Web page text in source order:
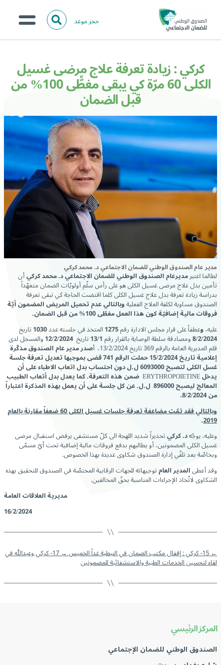
حجز موعد ا
ل
ث
الخدمات الالكترونية
المركز الإعلامي
تواصل معنا
البحث
كركي : زيادة تعرفة علاج مرضى غسيل
الكلى 60 مرّة كي يبقى مغطًّى 100% من
قبل الضمان
مدير عام الصندوق الوطني للضمان الاجتماعي د. محمد كركي
لطالما اعتبرمديرعام الصندوق الوطني للضمان الاجتماعي د. محمد كركيأن
تأمين بدل علاج مرضى غسيل الكلى هو على رأس سلّم أولويّات الضمان متعهّداً
بدراسة زيادة تعرفة بدل علاج غسيل الكلى كلما اقتضت الحاجة كي تبقى تعرفة
الصندوق مساوية لكلفة العلاج الفعليةوبالتالي عدم تحميل المريض المضمون أيّة
فروقات مالية إضافيّة كون هذا العمل مغطّى 100% من قبل الضمان.
عليه،وعطفاً على قرار مجلس الادارة رقم1275المتخذ في جلسته عدد1030تاریخ
8/2/2024ومصادقة سلطة الوصاية بالقرار رقم13/1تاریخ والمسجل لدى
قلم المديرية العامة بالرقم 369 تاريخ 13/2/2024، أصدر مدير عام الصندوق مذكّرة
إعلامية تاريخ 15/2/2024 حملت الرقم 741 قضى بموجبها تعديل تعرفة جلسة
غسل الكلى لتصبح 6093000 ل.ل دون احتساب بدل اتعاب الاطباء على أن
يدخلERYTHROPOIETINE ضمنهذه التعرفة. كما يعدل بدل أتعاب الطبيب
المعالج ليصبح 896000 ل.ل. عن كل جلسة على أن يعمل بهذه المذكرة اعتباراً
من8/2/2024
.
وبالتالي فقد تمّت مضاعفة تعرفة جلسات غسيل الكلى 60 ضعفاً مقارنة بالعام
2019
.
وعليه، يوجّهد. كركيتحذيراً شديد اللهجة الى كلّ مستشفى يرفض استقبال مرضى
غسيل الكلى المضمونين، أو يطالبهم بدفع فروقات مالية إضافية تحت أيّ مسمّى
وبخاصّة بعد تلقّي إدارة الصندوق شكاوى عديدة بهذا الخصوص.
وقد أعطىالمدير العامتوجيهاته للجهات الرقابية المختصّة في الصندوق للتحقيق بهذه
الشكاوى لاتّخاذ الإجراءات المناسبة بحقّ المخالفين.
مديرية العلاقات العامة
16/2/2024
←15- كركي : إقفال مكتب الضمان في النبطية غداً الخميس → 17- كركي وعبدالله في
لقاء لتحسين الخدمات الطبية والاستشفائية للمضمونين
المركز الرئيسي
الصندوق الوطني للضمان الإجتماعي